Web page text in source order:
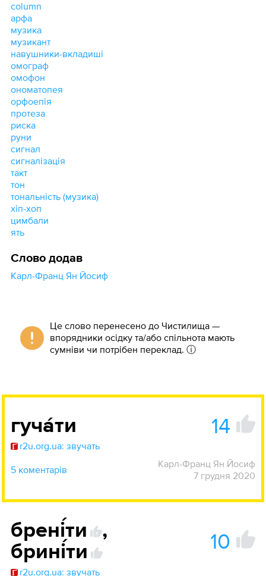
column
арфа
музика
музикант
навушники-вкладиші
омограф
омофон
ономатопея
орфоепія
протеза
риска
руни
сигнал
сигналізація
такт
тон
тональність (музика)
хіп-хоп
цимбали
ять
Слово додав
Карл-Франц Ян Йосиф
Це слово перенесено до Чистилища —
впорядники осідку та/або спільнота мають
сумніви чи потрібен переклад. ⓘ
гуча́ти 14
r2u.org.ua: звучать
5 коментарів
Карл-Франц Ян Йосиф
7 грудня 2020
брені́ти
,
брині́ти
10
r2u.org.ua: звучать